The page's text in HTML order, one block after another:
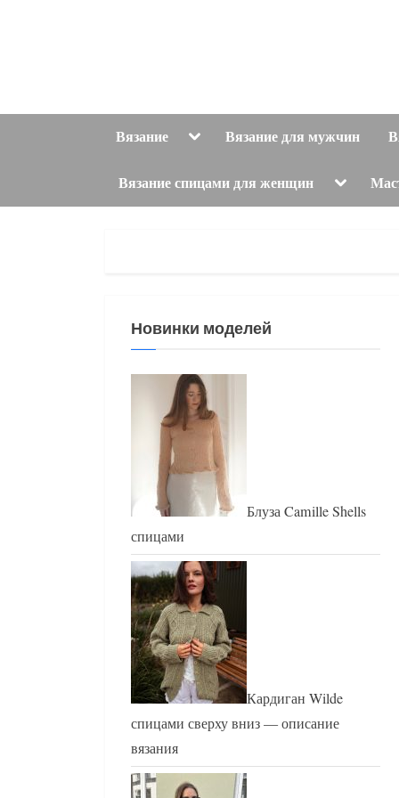
Вязание ToggleВязание для мужчин
Вязание спицами для женщин Toggle
menu
Новинки моделей
Блуза Camille Shells
спицами
Кардиган Wilde
спицами сверху вниз — описание
вязания